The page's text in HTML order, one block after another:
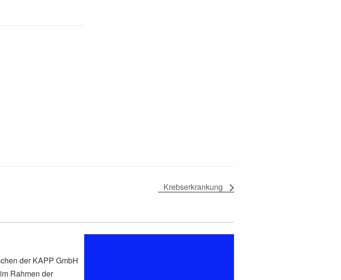
Krebserkrankung
der KAPP GmbH
Rahmen der